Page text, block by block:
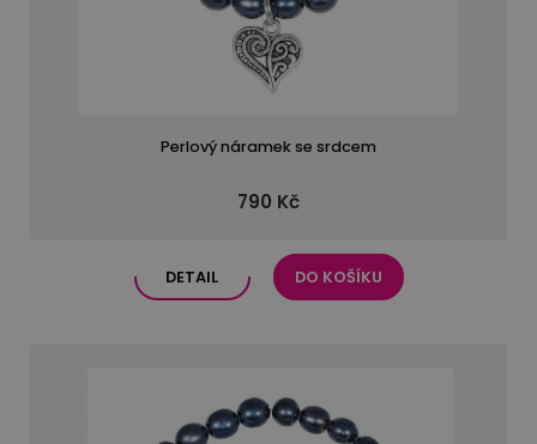
Perlový náramek se srdcem
790 Kč
DETAIL DO KOŠÍKU